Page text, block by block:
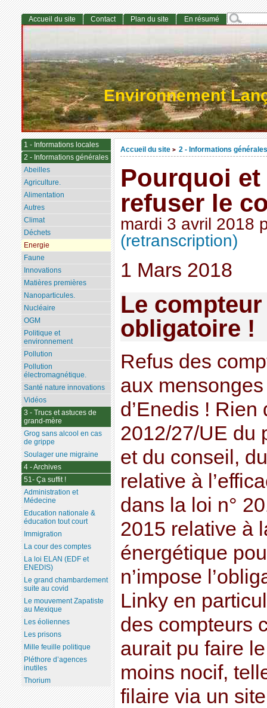
Environnement
Accueil du site > 2 - Informations générales
Pourquoi
refuser le
mardi 3 avril 2018
(retranscription)
1 Mars 2018
Le
obligatoire !
Refus des
aux
d’Enedis !
2012/27/UE du
et du conseil,
relative à
dans la loi n°
2015 relative à
énergétique
n’impose
Linky en
des compteurs
aurait pu faire
moins nocif,
filaire via un
Accueil du site Contact Plan du site En résumé
1 - Informations locales
2 - Informations générales
Abeilles
Agriculture.
Alimentation
Autres
Climat
Déchets
Energie
Faune
Innovations
Matières premières
Nanoparticules.
Nucléaire
OGM
Politique et
environnement
Pollution
Pollution
électromagnétique.
Santé nature innovations
Vidéos
3 - Trucs et astuces de
grand-mère
Grog sans alcool en cas
de grippe
Soulager une migraine
4 - Archives
51- Ça suffit !
Administration et
Médecine
Education nationale &
éducation tout court
Immigration
La cour des comptes
La loi ELAN (EDF et
ENEDIS)
Le grand chambardement
suite au covid
Le mouvement Zapatiste
au Mexique
Les éoliennes
Les prisons
Mille feuille politique
Pléthore d’agences
inutiles
Thorium